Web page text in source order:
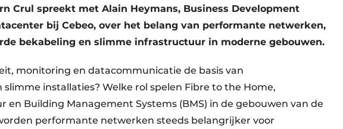
Crul spreekt met Alain Heymans, Business Development
bij Cebeo, over het belang van performante netwerken,
bekabeling en slimme infrastructuur in moderne gebouwen.
monitoring en datacommunicatie de basis van
installaties? Welke rol spelen Fibre to the Home,
Building Management Systems (BMS) in de gebouwen van de
performante netwerken steeds belangrijker voor